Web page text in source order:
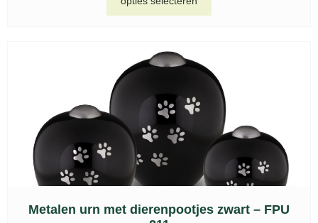
Metalen urn met dierenpootjes zwart – FPU